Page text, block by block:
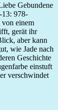
Gebundene
13: 978-
von einem
gerät ihr
aber kann
wie Jade nach
Geschichte
einstuft
verschwindet